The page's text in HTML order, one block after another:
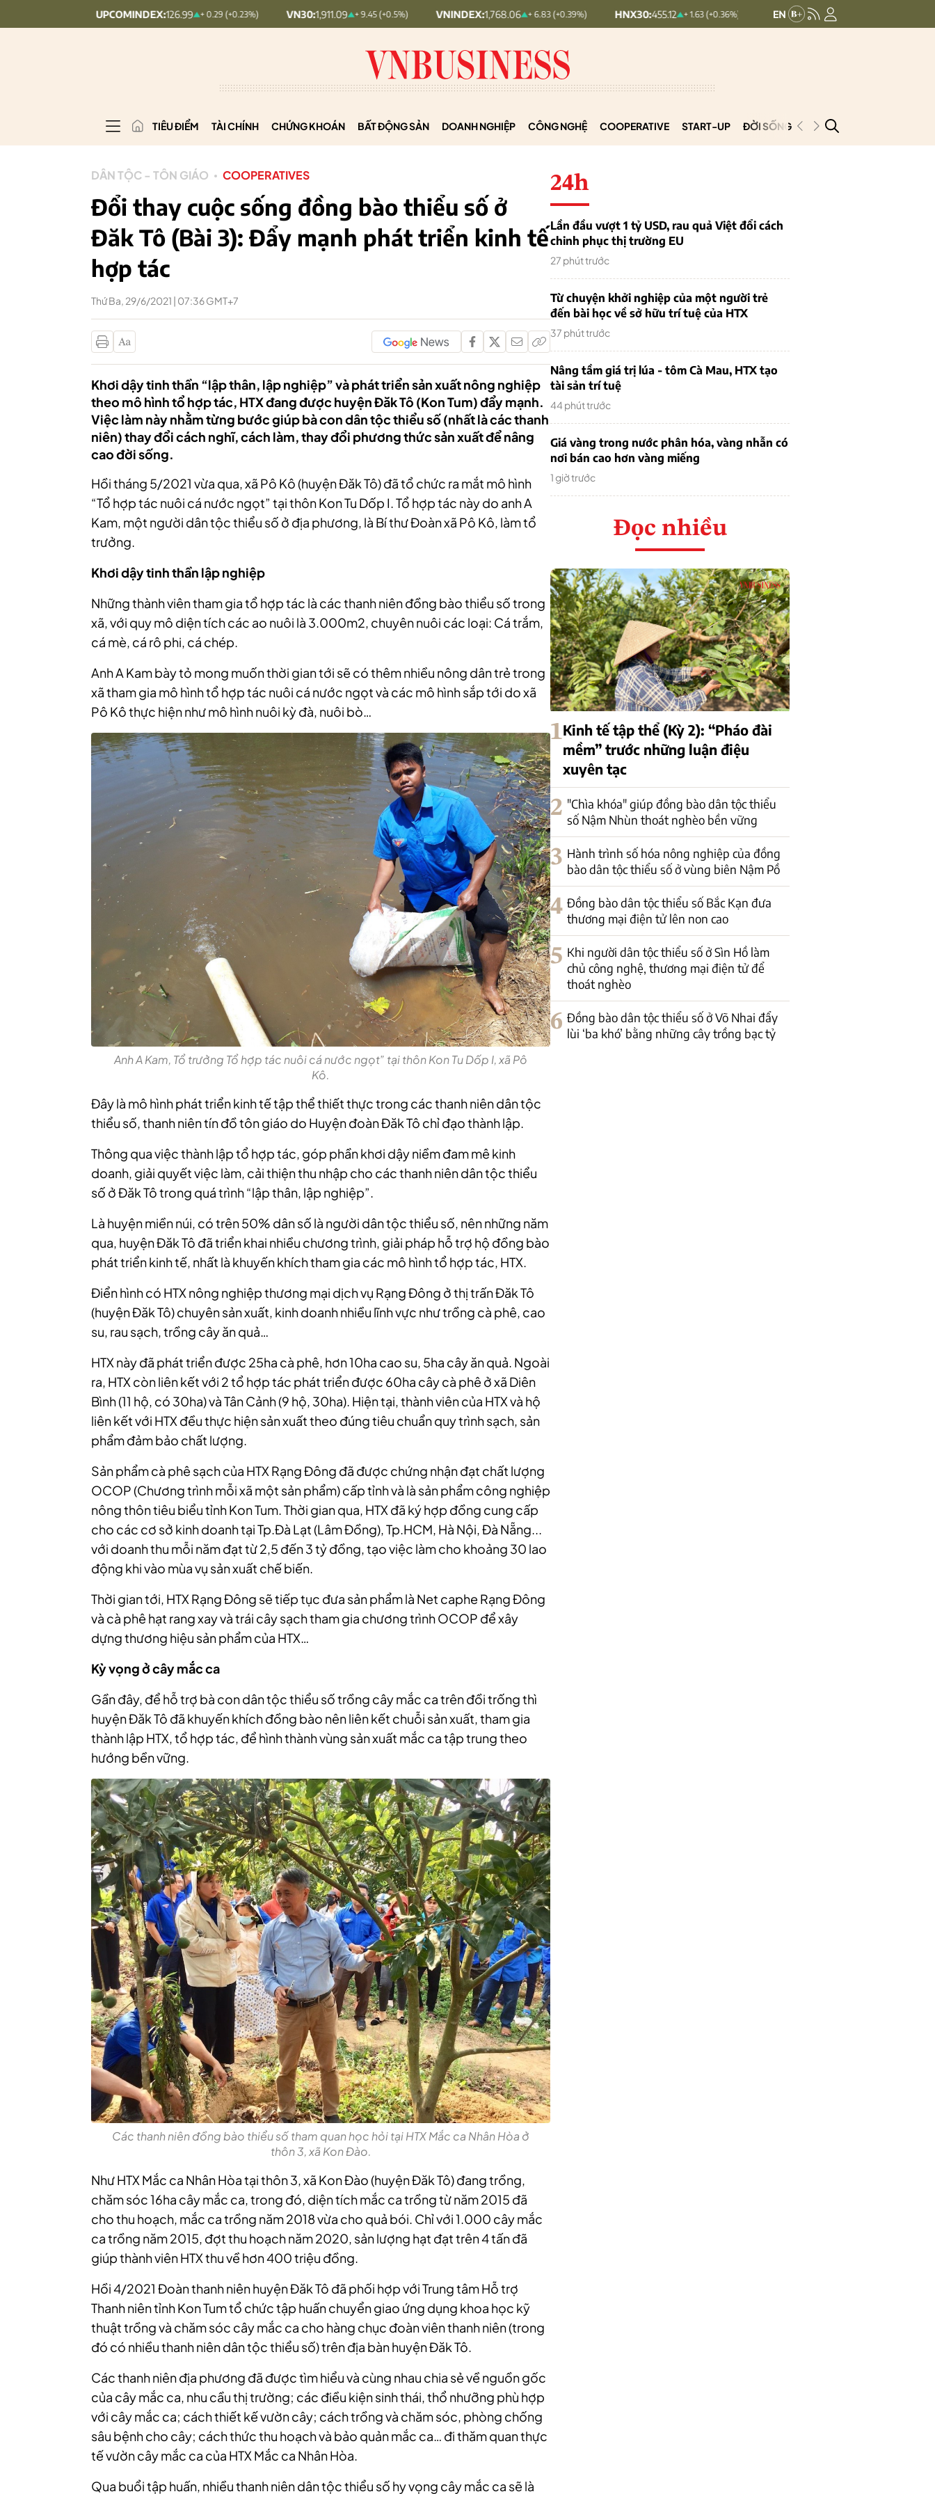
UPCOMINDEX:126.99 + 0.29 (+0.23%) VN30:1,911.09 + 9.45 (+0.5%) VNINDEX: 1,768.06 + 6.83 (+0.39%) HNX30: 455.12 + 1.63 (+0.36%) HNXINDEX: 293.44 + 0.25 (+0.09%)
TIÊU ĐIỂM TÀI CHÍNH CHỨNG KHOÁN BẤT ĐỘNG SẢN DOANH NGHIỆP CÔNG NGHỆ COOPERATIVE START-UP ĐỜI SỐNG PODCAST
DÂN TỘC - TÔN GIÁO COOPERATIVES
Đổi thay cuộc sống đồng bào thiểu số ở
Đăk Tô (Bài 3): Đẩy mạnh phát triển kinh tế
hợp tác
Thứ Ba, 29/6/2021 | 07:36 GMT+7
Khơi dậy tinh thần “lập thân, lập nghiệp” và phát triển sản xuất nông nghiệp
theo mô hình tổ hợp tác, HTX đang được huyện Đăk Tô (Kon Tum) đẩy mạnh.
Việc làm này nhằm từng bước giúp bà con dân tộc thiểu số (nhất là các thanh
niên) thay đổi cách nghĩ, cách làm, thay đổi phương thức sản xuất để nâng
cao đời sống.
Hồi tháng 5/2021 vừa qua, xã Pô Kô (huyện Đăk Tô) đã tổ chức ra mắt mô hình
“Tổ hợp tác nuôi cá nước ngọt” tại thôn Kon Tu Dốp I. Tổ hợp tác này do anh A
Kam, một người dân tộc thiểu số ở địa phương, là Bí thư Đoàn xã Pô Kô, làm tổ
trưởng.
Khơi dậy tinh thần lập nghiệp
Những thành viên tham gia tổ hợp tác là các thanh niên đồng bào thiểu số trong
xã, với quy mô diện tích các ao nuôi là 3.000m2, chuyên nuôi các loại: Cá trắm,
cá mè, cá rô phi, cá chép.
Anh A Kam bày tỏ mong muốn thời gian tới sẽ có thêm nhiều nông dân trẻ trong
xã tham gia mô hình tổ hợp tác nuôi cá nước ngọt và các mô hình sắp tới do xã
Pô Kô thực hiện như mô hình nuôi kỳ đà, nuôi bò…
Anh A Kam, Tổ trưởng Tổ hợp tác nuôi cá nước ngọt” tại thôn Kon Tu Dốp I, xã Pô
Kô.
Đây là mô hình phát triển kinh tế tập thể thiết thực trong các thanh niên dân tộc
thiểu số, thanh niên tín đồ tôn giáo do Huyện đoàn Đăk Tô chỉ đạo thành lập.
Thông qua việc thành lập tổ hợp tác, góp phần khơi dậy niềm đam mê kinh
doanh, giải quyết việc làm, cải thiện thu nhập cho các thanh niên dân tộc thiểu
số ở Đăk Tô trong quá trình “lập thân, lập nghiệp”.
Là huyện miền núi, có trên 50% dân số là người dân tộc thiểu số, nên những năm
qua, huyện Đăk Tô đã triển khai nhiều chương trình, giải pháp hỗ trợ hộ đồng bào
phát triển kinh tế, nhất là khuyến khích tham gia các mô hình tổ hợp tác, HTX.
Điển hình có HTX nông nghiệp thương mại dịch vụ Rạng Đông ở thị trấn Đăk Tô
(huyện Đăk Tô) chuyên sản xuất, kinh doanh nhiều lĩnh vực như trồng cà phê, cao
su, rau sạch, trồng cây ăn quả…
HTX này đã phát triển được 25ha cà phê, hơn 10ha cao su, 5ha cây ăn quả. Ngoài
ra, HTX còn liên kết với 2 tổ hợp tác phát triển được 60ha cây cà phê ở xã Diên
Bình (11 hộ, có 30ha) và Tân Cảnh (9 hộ, 30ha). Hiện tại, thành viên của HTX và hộ
liên kết với HTX đều thực hiện sản xuất theo đúng tiêu chuẩn quy trình sạch, sản
phẩm đảm bảo chất lượng.
Sản phẩm cà phê sạch của HTX Rạng Đông đã được chứng nhận đạt chất lượng
OCOP (Chương trình mỗi xã một sản phẩm) cấp tỉnh và là sản phẩm công nghiệp
nông thôn tiêu biểu tỉnh Kon Tum. Thời gian qua, HTX đã ký hợp đồng cung cấp
cho các cơ sở kinh doanh tại Tp.Đà Lạt (Lâm Đồng), Tp.HCM, Hà Nội, Đà Nẵng...
với doanh thu mỗi năm đạt từ 2,5 đến 3 tỷ đồng, tạo việc làm cho khoảng 30 lao
động khi vào mùa vụ sản xuất chế biến.
Thời gian tới, HTX Rạng Đông sẽ tiếp tục đưa sản phẩm là Net caphe Rạng Đông
và cà phê hạt rang xay và trái cây sạch tham gia chương trình OCOP để xây
dựng thương hiệu sản phẩm của HTX…
Kỳ vọng ở cây mắc ca
Gần đây, để hỗ trợ bà con dân tộc thiểu số trồng cây mắc ca trên đồi trống thì
huyện Đăk Tô đã khuyến khích đồng bào nên liên kết chuỗi sản xuất, tham gia
thành lập HTX, tổ hợp tác, để hình thành vùng sản xuất mắc ca tập trung theo
hướng bền vững.
Các thanh niên đồng bào thiểu số tham quan học hỏi tại HTX Mắc ca Nhân Hòa ở
thôn 3, xã Kon Đào.
Như HTX Mắc ca Nhân Hòa tại thôn 3, xã Kon Đào (huyện Đăk Tô) đang trồng,
chăm sóc 16ha cây mắc ca, trong đó, diện tích mắc ca trồng từ năm 2015 đã
cho thu hoạch, mắc ca trồng năm 2018 vừa cho quả bói. Chỉ với 1.000 cây mắc
ca trồng năm 2015, đợt thu hoạch năm 2020, sản lượng hạt đạt trên 4 tấn đã
giúp thành viên HTX thu về hơn 400 triệu đồng.
Hồi 4/2021 Đoàn thanh niên huyện Đăk Tô đã phối hợp với Trung tâm Hỗ trợ
Thanh niên tỉnh Kon Tum tổ chức tập huấn chuyển giao ứng dụng khoa học kỹ
thuật trồng và chăm sóc cây mắc ca cho hàng chục đoàn viên thanh niên (trong
đó có nhiều thanh niên dân tộc thiểu số) trên địa bàn huyện Đăk Tô.
Các thanh niên địa phương đã được tìm hiểu và cùng nhau chia sẻ về nguồn gốc
của cây mắc ca, nhu cầu thị trường; các điều kiện sinh thái, thổ nhưỡng phù hợp
với cây mắc ca; cách thiết kế vườn cây; cách trồng và chăm sóc, phòng chống
sâu bệnh cho cây; cách thức thu hoạch và bảo quản mắc ca… đi thăm quan thực
tế vườn cây mắc ca của HTX Mắc ca Nhân Hòa.
Qua buổi tập huấn, nhiều thanh niên dân tộc thiểu số hy vọng cây mắc ca sẽ là
24h
Lần đầu vượt 1 tỷ USD, rau quả Việt đổi cách
chinh phục thị trường EU
27 phút trước
Từ chuyện khởi nghiệp của một người trẻ
đến bài học về sở hữu trí tuệ của HTX
37 phút trước
Nâng tầm giá trị lúa - tôm Cà Mau, HTX tạo
tài sản trí tuệ
44 phút trước
Giá vàng trong nước phân hóa, vàng nhẫn có
nơi bán cao hơn vàng miếng
1 giờ trước
Đọc nhiều
1Kinh tế tập thể (Kỳ 2): “Pháo đài
mềm” trước những luận điệu
xuyên tạc
2 "Chìa khóa" giúp đồng bào dân tộc thiểu
số Nậm Nhùn thoát nghèo bền vững
3 Hành trình số hóa nông nghiệp của đồng
bào dân tộc thiểu số ở vùng biên Nậm Pồ
4 Đồng bào dân tộc thiểu số Bắc Kạn đưa
thương mại điện tử lên non cao
5 Khi người dân tộc thiểu số ở Sìn Hồ làm
chủ công nghệ, thương mại điện tử để
thoát nghèo
6 Đồng bào dân tộc thiểu số ở Võ Nhai đẩy
lùi ‘ba khó’ bằng những cây trồng bạc tỷ